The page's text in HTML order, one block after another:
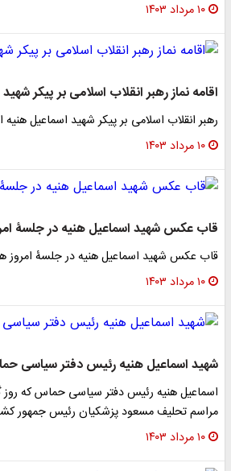
۱۰ مرداد ۱۴۰۳
اقامه نماز رهبر انقلاب اسلامی بر پیکر
رهبر انقلاب اسلامی بر پیکر شهید اسماعیل هنیه
۱۰ مرداد ۱۴۰۳
قاب عکس شهید اسماعیل هنیه در جلسۀ
قاب عکس شهید اسماعیل هنیه در جلسۀ امروز
۱۰ مرداد ۱۴۰۳
شهید اسماعیل هنیه رئیس دفتر سیاسی
اسماعیل هنیه رئیس دفتر سیاسی حماس که
مراسم تحلیف مسعود پزشکیان رئیس جمهور
۱۰ مرداد ۱۴۰۳